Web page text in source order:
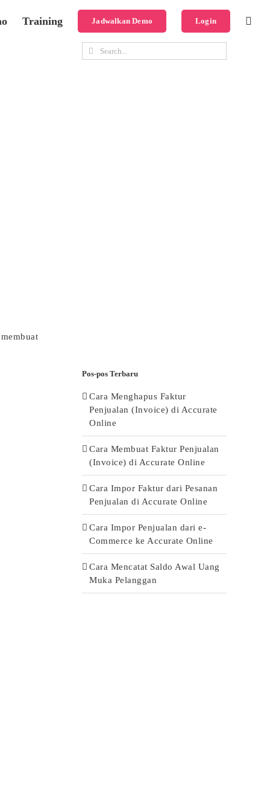
Training Jadwalkan Demo Login
Search
for:
Pos-pos Terbaru
Cara Menghapus Faktur
Penjualan (Invoice) di Accurate
Online
Cara Membuat Faktur Penjualan
(Invoice) di Accurate Online
Cara Impor Faktur dari Pesanan
Penjualan di Accurate Online
Cara Impor Penjualan dari e-
Commerce ke Accurate Online
Cara Mencatat Saldo Awal Uang
Muka Pelanggan